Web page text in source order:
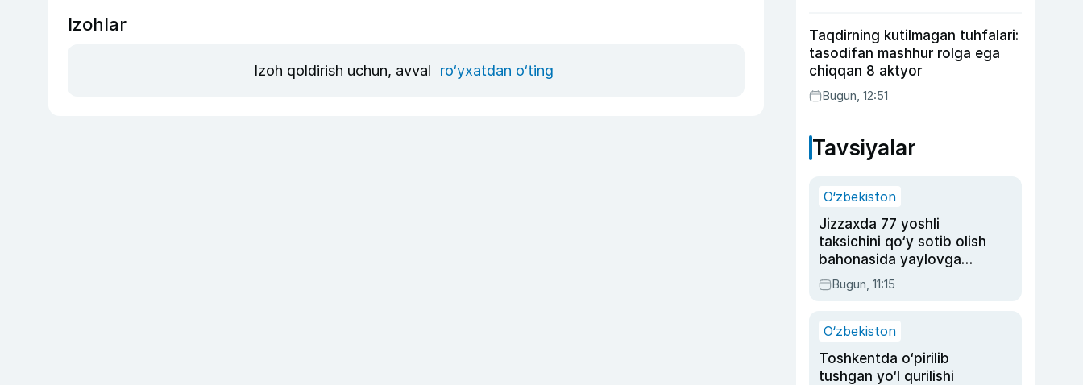
Izohlar
Izoh qoldirish uchun, avval ro‘yxatdan o‘ting
Taqdirning kutilmagan tuhfalari:
tasodifan mashhur rolga ega
chiqqan 8 aktyor
Bugun, 12:51
Tavsiyalar
O‘zbekiston
Jizzaxda 77 yoshli
taksichini qo‘y sotib olish
bahonasida yaylovga
olib borib o‘ldirgan yigit
20 yilga qamaldi
Bugun, 11:15
O‘zbekiston
Toshkentda o‘pirilib
tushgan yo‘l qurilishi